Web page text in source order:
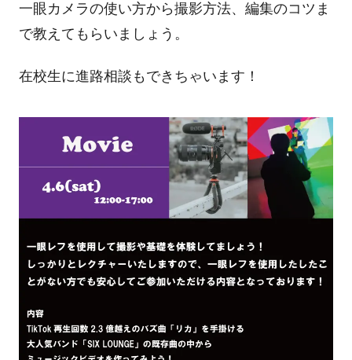
一眼カメラの使い方から撮影方法、編集のコツま
で教えてもらいましょう。
在校生に進路相談もできちゃいます！